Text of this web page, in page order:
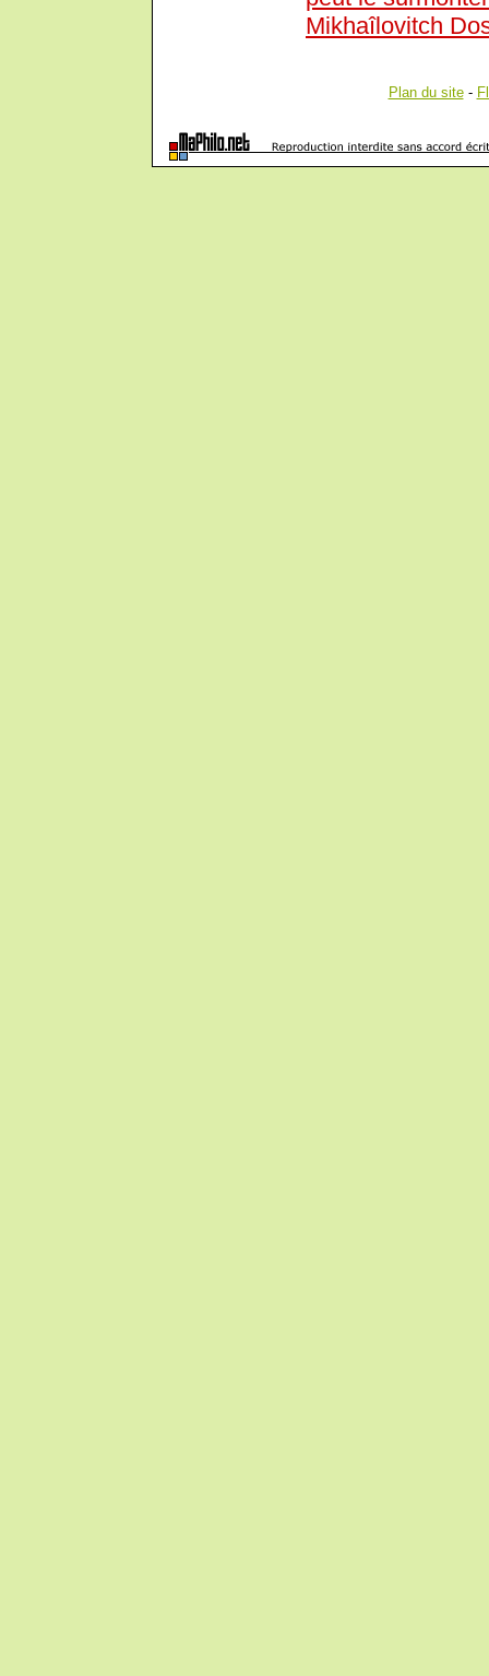
Mikhaîlovitch
Plan du site-